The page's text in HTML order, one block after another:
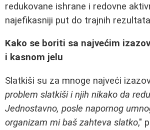
redukovane ishrane i redovne
najefikasniji put do trajnih
Kako se boriti sa najvećim
i kasnom jelu
Slatkiši su za mnoge najveći
problem slatkiši i njih nikako da
Jednostavno, posle napornog
organizam mi baš zahteva slatko,"